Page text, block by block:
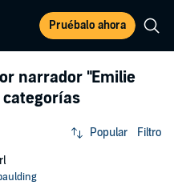
Pruébalo ahora
narrador "Emilie
categorías
Popular Filtro